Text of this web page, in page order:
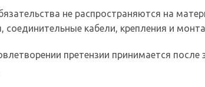
не распространяются на
соединительные кабели, крепления и
претензии принимается